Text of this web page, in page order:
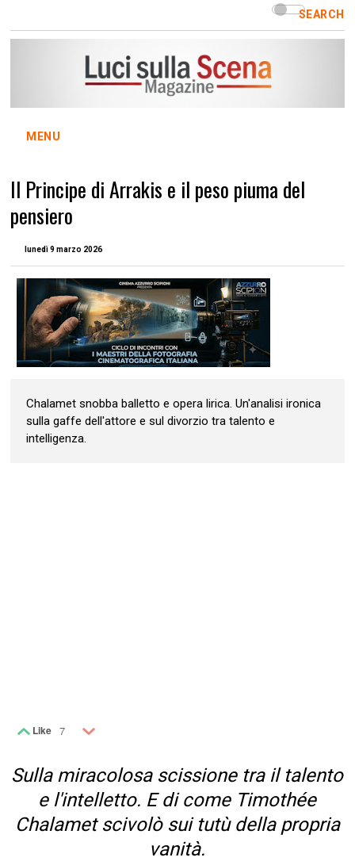
SEARCH
MENU
Il Principe di Arrakis e il peso piuma del
pensiero
lunedì 9 marzo 2026
Chalamet snobba balletto e opera lirica. Un'analisi ironica
sulla gaffe dell'attore e sul divorzio tra talento e
intelligenza.
Like 7
Sulla miracolosa scissione tra il talento
e l'intelletto. E di come Timothée
Chalamet scivolò sui tutù della propria
vanità.